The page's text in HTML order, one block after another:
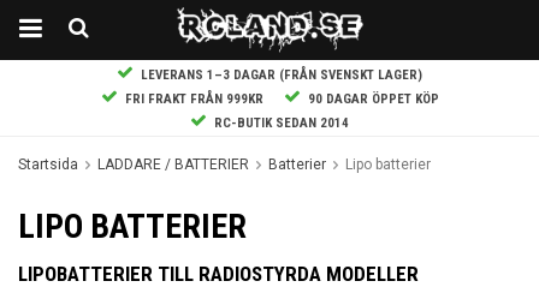
LEVERANS 1–3 DAGAR (FRÅN SVENSKT LAGER)
FRI FRAKT FRÅN 999KR
90 DAGAR ÖPPET KÖP
RC-BUTIK SEDAN 2014
Startsida LADDARE / BATTERIER Batterier Lipo batterier
LIPO BATTERIER
LIPOBATTERIER TILL RADIOSTYRDA MODELLER